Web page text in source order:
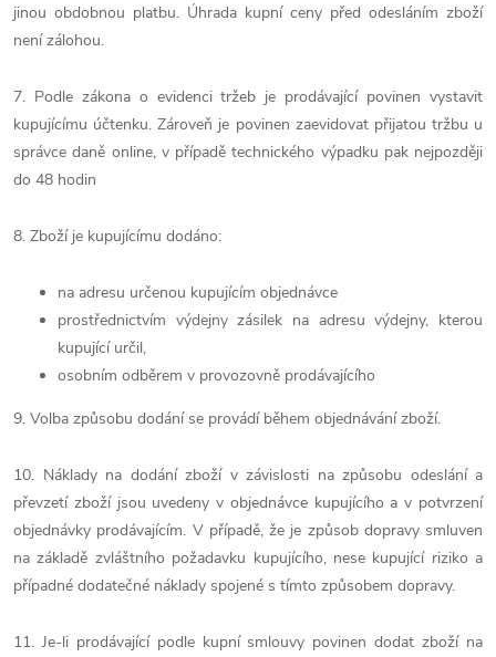
jinou obdobnou platbu. Úhrada kupní ceny před odesláním zboží
není zálohou.
7. Podle zákona o evidenci tržeb je prodávající povinen vystavit
kupujícímu účtenku. Zároveň je povinen zaevidovat přijatou tržbu u
správce daně online, v případě technického výpadku pak nejpozději
do 48 hodin
8. Zboží je kupujícímu dodáno:
na adresu určenou kupujícím objednávce
prostřednictvím výdejny zásilek na adresu výdejny, kterou
kupující určil,
osobním odběrem v provozovně prodávajícího
9. Volba způsobu dodání se provádí během objednávání zboží.
10. Náklady na dodání zboží v závislosti na způsobu odeslání a
převzetí zboží jsou uvedeny v objednávce kupujícího a v potvrzení
objednávky prodávajícím. V případě, že je způsob dopravy smluven
na základě zvláštního požadavku kupujícího, nese kupující riziko a
případné dodatečné náklady spojené s tímto způsobem dopravy.
11. Je-li prodávající podle kupní smlouvy povinen dodat zboží na